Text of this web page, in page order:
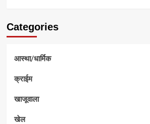
Categories
आस्था/धार्मिक
क्राईम
खाजूवाला
खेल